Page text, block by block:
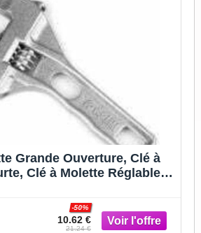
Grande Ouverture, Clé à
Clé à Molette Réglable,
10.62 €
-50%
21.24 €